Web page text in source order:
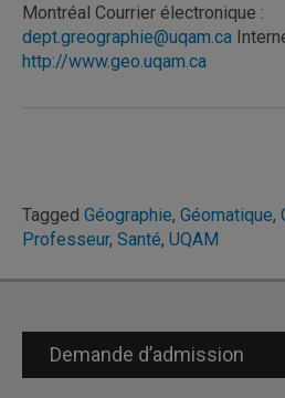
Montréal Courrier électronique :
dept.greographie@uqam.ca
http://www.geo.uqam.ca
Tagged Géographie, Géomatique,
Professeur, Santé, UQAM
Demande d’admission